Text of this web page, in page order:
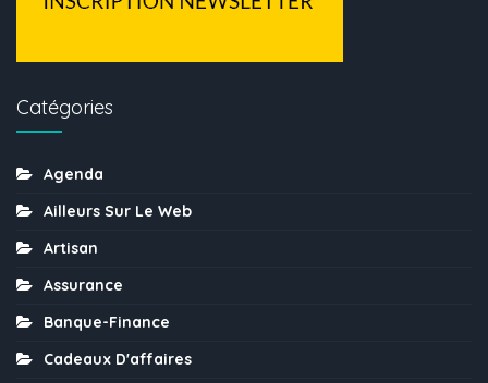
Catégories
Agenda
Ailleurs Sur Le Web
Artisan
Assurance
Banque-Finance
Cadeaux D'affaires